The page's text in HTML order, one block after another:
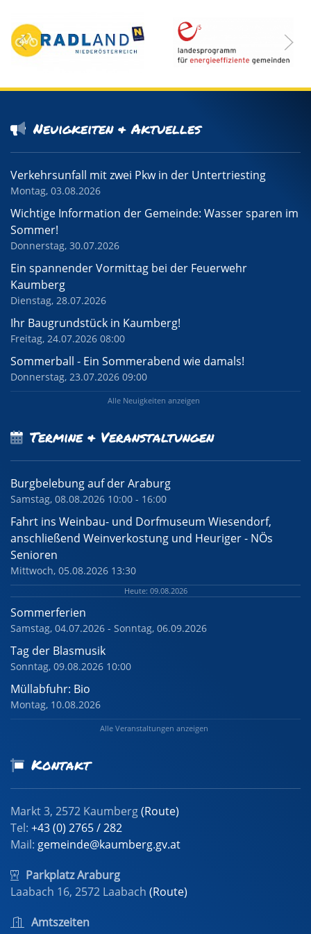
Neuigkeiten & Aktuelles
Verkehrsunfall mit zwei Pkw in der Untertriesting
Montag, 03.08.2026
Wichtige Information der Gemeinde: Wasser sparen im
Sommer!
Donnerstag, 30.07.2026
Ein spannender Vormittag bei der Feuerwehr
Kaumberg
Dienstag, 28.07.2026
Ihr Baugrundstück in Kaumberg!
Freitag, 24.07.2026 08:00
Sommerball - Ein Sommerabend wie damals!
Donnerstag, 23.07.2026 09:00
Alle Neuigkeiten anzeigen
Termine & Veranstaltungen
Burgbelebung auf der Araburg
Samstag, 08.08.2026 10:00 - 16:00
Fahrt ins Weinbau- und Dorfmuseum Wiesendorf,
anschließend Weinverkostung und Heuriger - NÖs
Senioren
Mittwoch, 05.08.2026 13:30
Heute: 09.08.2026
Sommerferien
Samstag, 04.07.2026 - Sonntag, 06.09.2026
Tag der Blasmusik
Sonntag, 09.08.2026 10:00
Müllabfuhr: Bio
Montag, 10.08.2026
Alle Veranstaltungen anzeigen
Kontakt
Markt 3, 2572 Kaumberg(Route)
Tel: +43 (0) 2765 / 282
Mail: gemeinde@kaumberg.gv.at
Parkplatz Araburg
Laabach 16, 2572 Laabach (Route)
Amtszeiten